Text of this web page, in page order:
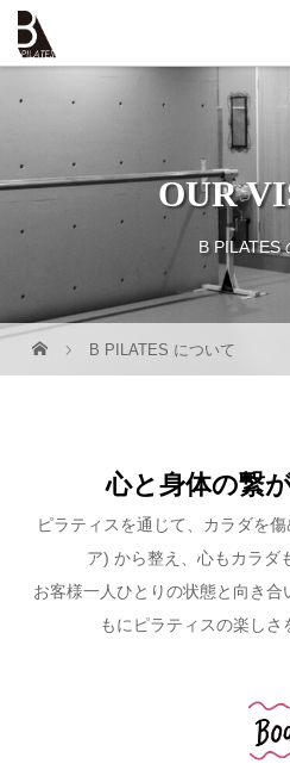
OUR
B PILATES
B PILATES について
心と身体の繋
ピラティスを通じて、カラダを
ア) から整え、心もカラダ
お客様一人ひとりの状態と向き合
もにピラティスの楽しさ